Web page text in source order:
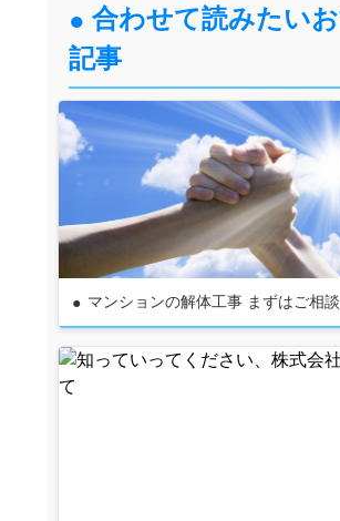
合わせて読みたい
記事
マンションの解体工事 まずはご相